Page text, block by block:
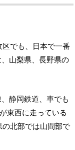
でも、日本で一番
山梨県、長野県の
静岡鉄道、車でも
東西に走っている
北部では山間部で